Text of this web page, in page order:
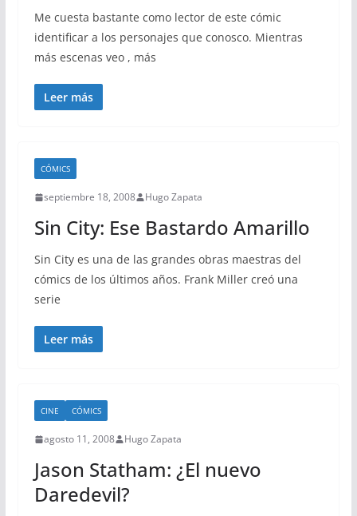
Me cuesta bastante como lector de este cómic
identificar a los personajes que conosco. Mientras
más escenas veo , más
Leer más
CÓMICS
septiembre 18, 2008 Hugo Zapata
Sin City: Ese Bastardo Amarillo
Sin City es una de las grandes obras maestras del
cómics de los últimos años. Frank Miller creó una
serie
Leer más
CINE CÓMICS
agosto 11, 2008 Hugo Zapata
Jason Statham: ¿El nuevo
Daredevil?